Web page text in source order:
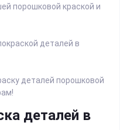
порошковой краской и
деталей в
деталей порошковой
деталей в